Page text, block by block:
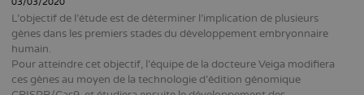
03/03/2020
L'objectif de l'étude est de déterminer l'implication de plusieurs
gènes dans les premiers stades du développement embryonnaire
humain.
Pour atteindre cet objectif, l'équipe de la docteure Veiga modifiera
ces gènes au moyen de la technologie d'édition génomique